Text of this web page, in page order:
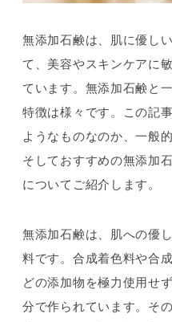
無添加石鹸は、肌に優し
て、美容やスキンケアに
ています。無添加石鹸と
特徴は様々です。この記
ようなものなのか、一般
そしておすすめの無添加
についてご紹介します。
無添加石鹸は、肌への優
料です。合成着色料や合
どの添加物を極力使用せ
分で作られています。そ